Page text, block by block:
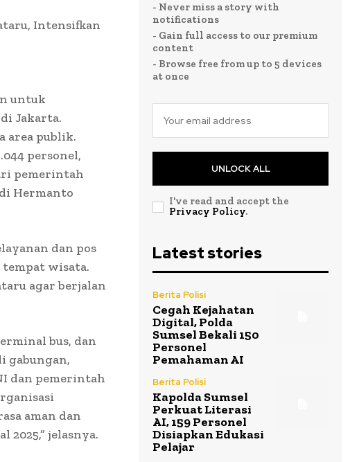
Intensifkan
untuk
Jakarta.
area publik.
personel,
pemerintah
Hermanto
dan pos
wisata.
agar berjalan
bus, dan
gabungan,
dan pemerintah
aman dan
2025,” jelasnya.
- Never miss a story with
notifications
- Gain full access to our premium
content
- Browse free from up to 5 devices
at once
UNLOCK ALL
I've read and accept the
Privacy Policy.
Latest stories
Berita Polisi
Cegah Kejahatan
Digital, Polda
Sumsel Bekali 150
Personel
Pemahaman AI
Berita Polisi
Kapolda Sumsel
Perkuat Literasi
AI, 159 Personel
Disiapkan Edukasi
Pelajar